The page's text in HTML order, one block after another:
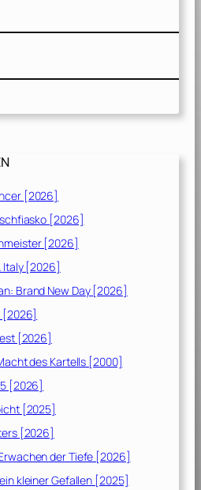
[2026]
[2026]
[2026]
Italy [2026]
Brand New Day [2026]
[2026]
[2026]
des Kartells [2000]
[2026]
[2025]
[2026]
der Tiefe [2026]
kleiner Gefallen [2025]